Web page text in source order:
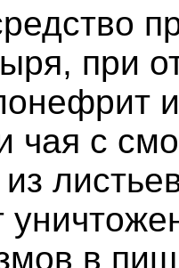
при
чая с
из
в